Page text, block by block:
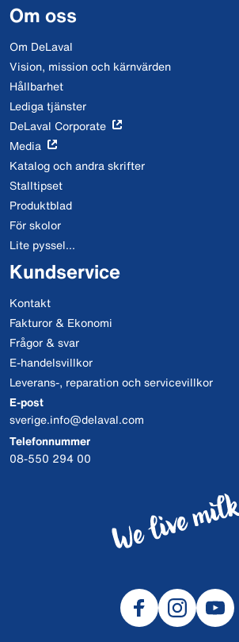
Om oss
Om DeLaval
Vision, mission och kärnvärden
Hållbarhet
Lediga tjänster
DeLaval Corporate
Media
Katalog och andra skrifter
Stalltipset
Produktblad
För skolor
Lite pyssel...
Kundservice
Kontakt
Fakturor & Ekonomi
Frågor & svar
E-handelsvillkor
Leverans-, reparation och servicevillkor
E-post
sverige.info@delaval.com
Telefonnummer
08-550 294 00